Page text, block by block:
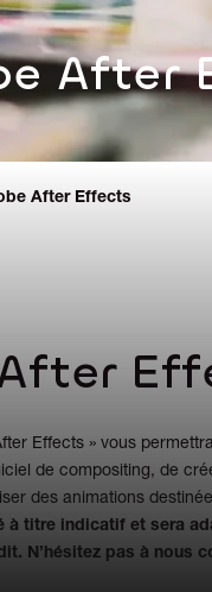
After
After Effects
Effects » vous
de compositing, de
des animations
à titre indicatif et sera
N’hésitez pas à nous